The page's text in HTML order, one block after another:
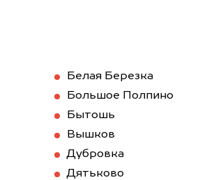
Белая Березка
Большое Полпино
Бытошь
Вышков
Дубровка
Дятьково